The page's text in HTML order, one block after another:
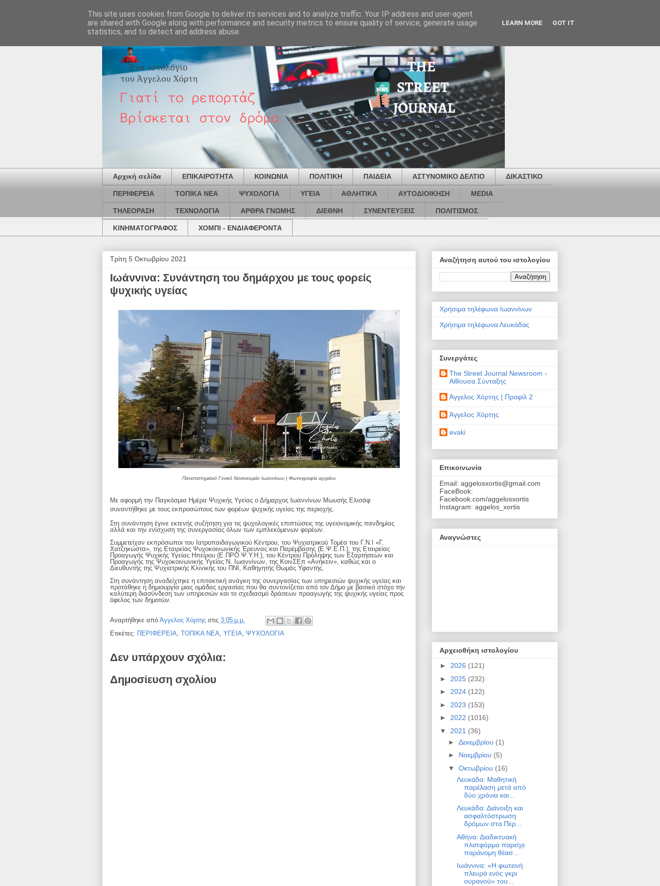
Αρχική σελίδα ΕΠΙΚΑΙΡΟΤΗΤΑ ΚΟΙΝΩΝΙΑ ΠΟΛΙΤΙΚΗ ΠΑΙΔΕΙΑ ΑΣΤΥΝΟΜΙΚΟ ΔΕΛΤΙΟ ΔΙΚΑΣΤΙΚΟ
ΠΕΡΙΦΕΡΕΙΑ ΤΟΠΙΚΑ ΝΕΑ ΨΥΧΟΛΟΓΙΑ ΥΓΕΙΑ ΑΘΛΗΤΙΚΑ ΑΥΤΟΔΙΟΙΚΗΣΗ MEDIA
ΤΗΛΕΟΡΑΣΗ ΤΕΧΝΟΛΟΓΙΑ ΑΡΘΡΑ ΓΝΩΜΗΣ ΔΙΕΘΝΗ ΣΥΝΕΝΤΕΥΞΕΙΣ ΠΟΛΙΤΙΣΜΟΣ
ΚΙΝΗΜΑΤΟΓΡΑΦΟΣ ΧΟΜΠΙ - ΕΝΔΙΑΦΕΡΟΝΤΑ
Τρίτη 5 Οκτωβρίου 2021
Ιωάννινα: Συνάντηση του δημάρχου με τους φορείς
ψυχικής υγείας
Πανεπιστημιακό Γενικό Νοσοκομείο Ιωαννίνων | Φωτογραφία αρχείου
Με αφορμή την Παγκόσμια Ημέρα Ψυχικής Υγείας ο Δήμαρχος Ιωαννίνων Μωυσής Ελισάφ
συναντήθηκε με τους εκπροσώπους των φορέων ψυχικής υγείας της περιοχής.
Στη συνάντηση έγινε εκτενής συζήτηση για τις ψυχολογικές επιπτώσεις της υγειονομικής πανδημίας
αλλά και την ενίσχυση της συνεργασίας όλων των εμπλεκόμενων φορέων.
Συμμετείχαν εκπρόσωποι του Ιατροπαιδαγωγικού Κέντρου, του Ψυχιατρικού Τομέα του Γ.Ν.Ι «Γ.
Χατζηκώστα», της Εταιρείας Ψυχοκοινωνικής Έρευνας και Παρέμβασης (Ε.Ψ.Ε.Π.), της Εταιρείας
Προαγωγής Ψυχικής Υγείας Ηπείρου (Ε.ΠΡΟ.Ψ.Υ.Η.), του Κέντρου Πρόληψης των Εξαρτήσεων και
Προαγωγής της Ψυχοκοινωνικής Υγείας Ν. Ιωαννίνων, της ΚοινΣΕπ «Ανήκειν», καθώς και ο
Διευθυντής της Ψυχιατρικής Κλινικής του ΠΝΙ, Καθηγητής Θωμάς Υφαντής.
Στη συνάντηση αναδείχτηκε η επιτακτική ανάγκη της συνεργασίας των υπηρεσιών ψυχικής υγείας και
προτάθηκε η δημιουργία μιας ομάδας εργασίας που θα συντονίζεται από τον Δήμο με βασικό στόχο την
καλύτερη διασύνδεση των υπηρεσιών και το σχεδιασμό δράσεων προαγωγής της ψυχικής υγείας προς
όφελος των δημοτών.
Αναρτήθηκε από Άγγελος Χόρτης στις 3:05 μ.μ.
Ετικέτες: ΠΕΡΙΦΕΡΕΙΑ ΤΟΠΙΚΑ ΝΕΑ ΥΓΕΙΑ ΨΥΧΟΛΟΓΙΑ
Δεν υπάρχουν σχόλια:
Δημοσίευση σχολίου
Αναζήτηση αυτού του ιστολογίου
Χρήσιμα τηλέφωνα Ιωαννίνων
Χρήσιμα τηλέφωνα Λευκάδας
Συνεργάτες
The Street Journal Newsroom -
Αίθουσα Σύνταξης
Άγγελος Χόρτης | Προφίλ 2
Άγγελος Χόρτης
evaki
Επικοινωνία
Email: aggelosxortis@gmail.com
FaceBook:
Facebook.com/aggelosxortis
Instagram: aggelos_xortis
Αναγνώστες
Αρχειοθήκη ιστολογίου
► 2026 (121)
► 2025 (232)
► 2024 (122)
► 2023 (153)
► 2022 (1016)
▼ 2021 (36)
► Δεκεμβρίου (1)
► Νοεμβρίου (5)
▼ Οκτωβρίου (16)
Λευκάδα: Μαθητική
παρέλαση μετά από
δύο χρόνια και...
Λευκάδα: Διάνοιξη και
ασφαλτόστρωση
δρόμων στα Περ...
Αθήνα: Διαδικτυακή
πλατφόρμα παρείχε
παράνομη θέασ...
Ιωάννινα: «H φωτεινή
πλευρά ενός γκρι
ουρανού» του...
This site uses cookies from Google to deliver its services and to analyze traffic. Your IP address and user-agent
are shared with Google along with performance and security metrics to ensure quality of service, generate usage
statistics, and to detect and address abuse.
LEARN MORE GOT IT